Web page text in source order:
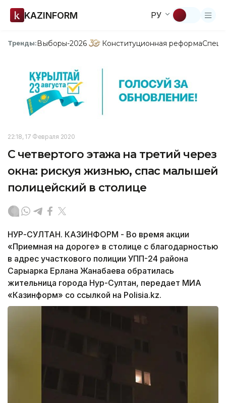
KAZINFORM РУ
Тренды:Выборы-2026 Конституционная реформа
22:18, 17 Февраля 2020
С четвертого этажа на третий через
окна: рискуя жизнью, спас малышей
полицейский в столице
НУР-СУЛТАН. КАЗИНФОРМ - Во время акции
«Приемная на дороге» в столице с благодарностью
в адрес участкового полиции УПП-24 района
Сарыарка Ерлана Жанабаева обратилась
жительница города Нур-Султан, передает МИА
«Казинформ» со ссылкой на Polisia.kz.